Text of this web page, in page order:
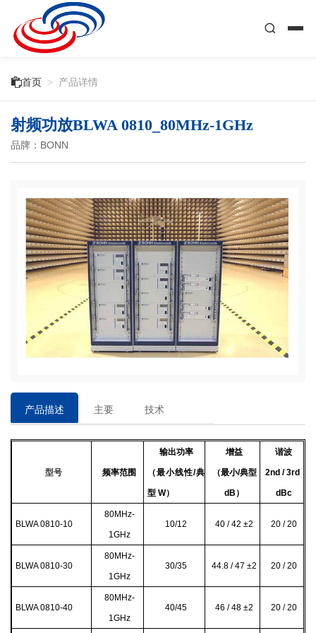
首页 > 产品详情
射频功放BLWA 0810_80MHz-1GHz
品牌：BONN
产品描述
主要
技术
型号 频率范围
输出功率
（最小线性/典
型 W）
增益
（最小/典型
dB）
谐波
2nd / 3rd
dBc
BLWA 0810-10
80MHz-
1GHz
10/12 40 / 42±2 20 / 20
BLWA 0810-30
80MHz-
1GHz
30/35 44.8 / 47±2 20 / 20
BLWA 0810-40
80MHz-
1GHz
40/45 46 / 48±2 20 / 20